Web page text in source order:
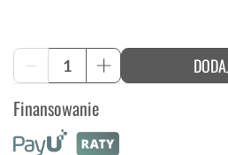
-
ilość
Siodełko
Bontrager
Boulevard
+
Finansowanie